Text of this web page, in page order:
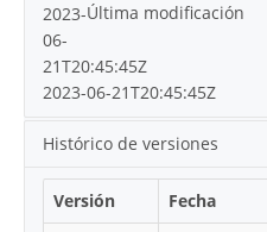
Última modificación
2023-
06-
21T20:45:45Z
2023-06-21T20:45:45Z
Histórico de versiones
Versión Fecha